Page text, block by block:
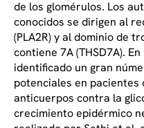
de los glomérulos. Los
conocidos se dirigen al
(PLA2R) y al dominio de
contiene 7A (THSD7A).
identificado un gran
potenciales en pacientes
anticuerpos contra la
crecimiento epidérmico